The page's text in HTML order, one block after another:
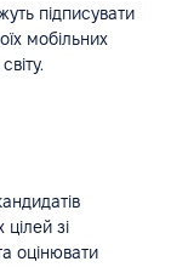
підписувати
мобільних
зі
оцінювати